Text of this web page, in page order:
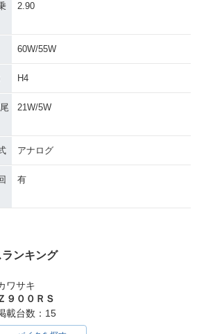
2.90
60W/55W
H4
21W/5W
アナログ
有
ンキング
ワサキ
９００ＲＳ
載台数：15